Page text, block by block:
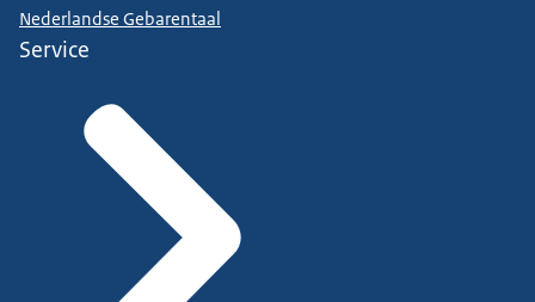
Nederlandse Gebarentaal
Service